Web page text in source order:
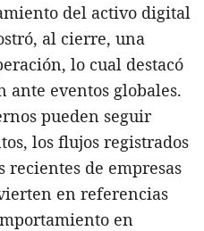
del activo digital
al cierre, una
lo cual destacó
ante eventos globales.
pueden seguir
los flujos registrados
recientes de empresas
en referencias
en